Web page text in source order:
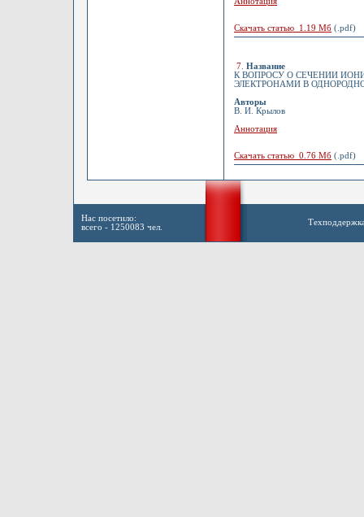
Скачать статью 1.19 Мб (.pdf)
7 Название
К ВОПРОСУ О СЕЧЕНИИ
ЭЛЕКТРОНАМИ В
Авторы
В. И. Крылов
Аннотация
Скачать статью 0.76 Мб (.pdf)
Нас посетило:
всего - 1250083 чел.